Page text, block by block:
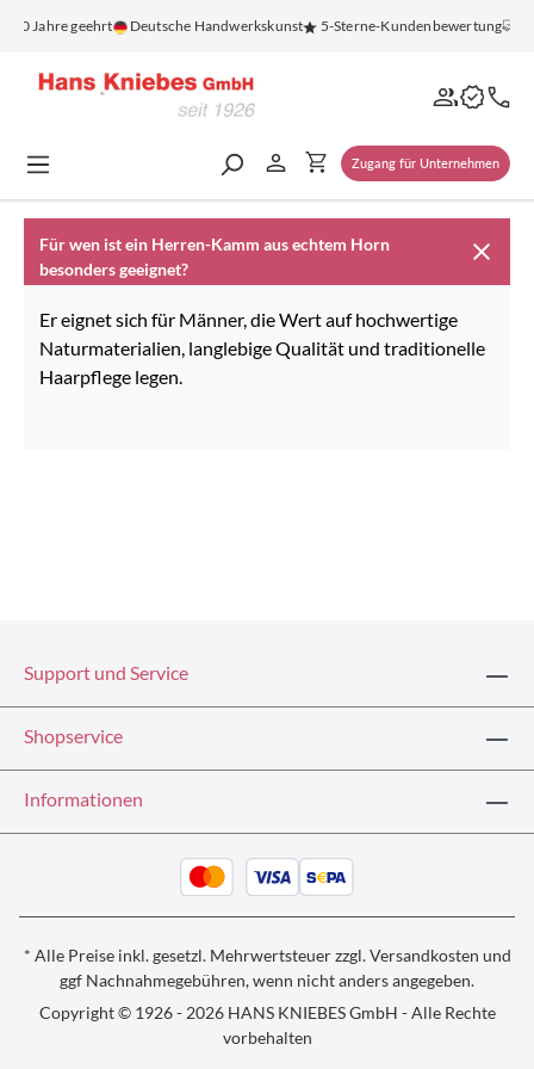
springen
Jahre geehrt Deutsche Handwerkskunst 5-Sterne-Kundenbewertung
Zugang für Unternehmen
Für wen ist ein Herren-Kamm aus echtem Horn
besonders geeignet?
Er eignet sich für Männer, die Wert auf hochwertige
Naturmaterialien, langlebige Qualität und traditionelle
Haarpflege legen.
Support und Service
Shopservice
Informationen
* Alle Preise inkl. gesetzl. Mehrwertsteuer zzgl.Versandkosten und
ggf Nachnahmegebühren, wenn nicht anders angegeben.
Copyright © 1926 - 2026 HANS KNIEBES GmbH - Alle Rechte
vorbehalten